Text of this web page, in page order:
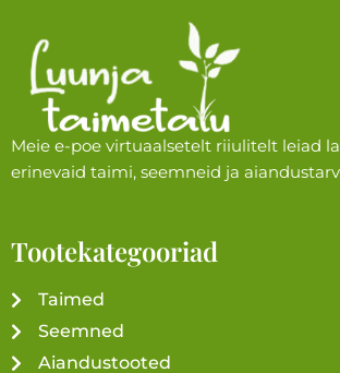
Meie e-poe virtuaalsetelt riiulitelt leiad
erinevaid taimi, seemneid ja
Tootekategooriad
Taimed
Seemned
Aiandustooted